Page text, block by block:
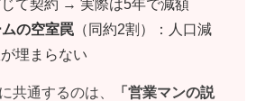
て契約 → 実際は5年で減額
の空室罠 （同約2割）：人口減
埋まらない
共通するのは、
「営業マンの説